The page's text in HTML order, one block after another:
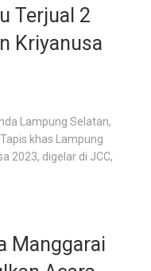
Terjual 2
Kriyanusa
Lampung Selatan,
khas Lampung
2023, digelar di JCC,
Manggarai